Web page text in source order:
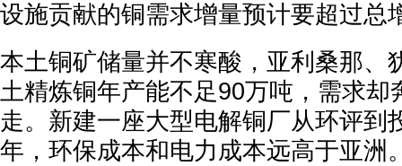
设施贡献的铜需求增量预计要超过总
本土铜矿储量并不寒酸，亚利桑那、
土精炼铜年产能不足90万吨，需求却
走。新建一座大型电解铜厂从环评到
年，环保成本和电力成本远高于亚洲